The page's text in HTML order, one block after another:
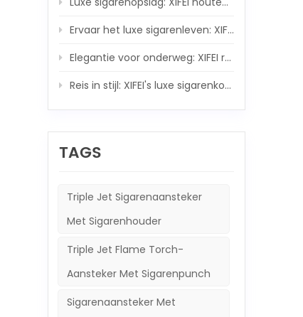
Ervaar het luxe sigarenleven: XIFEI houten humidor met geïntegreerde 5-IN-1 sigarenaansteker
Elegantie voor onderweg: XIFEI reishumidor en 5-in-1 sigarenaansteker-ensemble
Reis in stijl: XIFEI's luxe sigarenkoker en krachtige zaklampgezel
TAGS
Triple Jet Sigarenaansteker
Met Sigarenhouder
Triple Jet Flame Torch-
Aansteker Met Sigarenpunch
Sigarenaansteker Met